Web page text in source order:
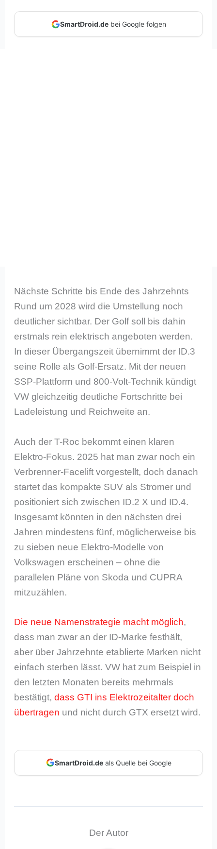
SmartDroid.debei Google folgen
Nächste Schritte bis Ende des Jahrzehnts
Rund um 2028 wird die Umstellung noch
deutlicher sichtbar. Der Golf soll bis dahin
erstmals rein elektrisch angeboten werden.
In dieser Übergangszeit übernimmt der ID.3
seine Rolle als Golf-Ersatz. Mit der neuen
SSP-Plattform und 800-Volt-Technik kündigt
VW gleichzeitig deutliche Fortschritte bei
Ladeleistung und Reichweite an.
Auch der T-Roc bekommt einen klaren
Elektro-Fokus. 2025 hat man zwar noch ein
Verbrenner-Facelift vorgestellt, doch danach
startet das kompakte SUV als Stromer und
positioniert sich zwischen ID.2 X und ID.4.
Insgesamt könnten in den nächsten drei
Jahren mindestens fünf, möglicherweise bis
zu sieben neue Elektro-Modelle von
Volkswagen erscheinen – ohne die
parallelen Pläne von Skoda und CUPRA
mitzuzählen.
Die neue Namenstrategie macht möglich,
dass man zwar an der ID-Marke festhält,
aber über Jahrzehnte etablierte Marken nicht
einfach sterben lässt. VW hat zum Beispiel in
den letzten Monaten bereits mehrmals
bestätigt,dass GTI ins Elektrozeitalter doch
übertragen und nicht durch GTX ersetzt wird.
SmartDroid.deals Quelle bei Google
Der Autor